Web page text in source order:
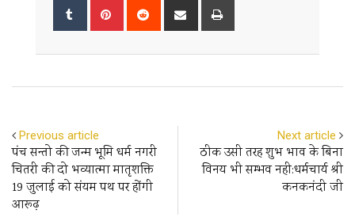
Tumblr Pinterest Reddit
Share
Previous article
पंच सन्तो की जन्म भूमि धर्म नगरी
चितरी की दो भव्यात्मा मातृशक्ति
19 जुलाई को संयम पथ पर होंगी
आरूढ़
Next article
ठीक उसी तरह शुभ भाव के बिना
विनय भी सम्भव नही:धर्मचार्य श्री
कनकनंदी जी